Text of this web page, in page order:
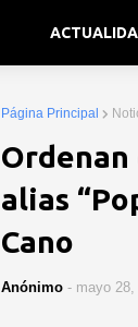
Página Principal
Ordenan
alias
Cano
Anónimo - mayo 28,